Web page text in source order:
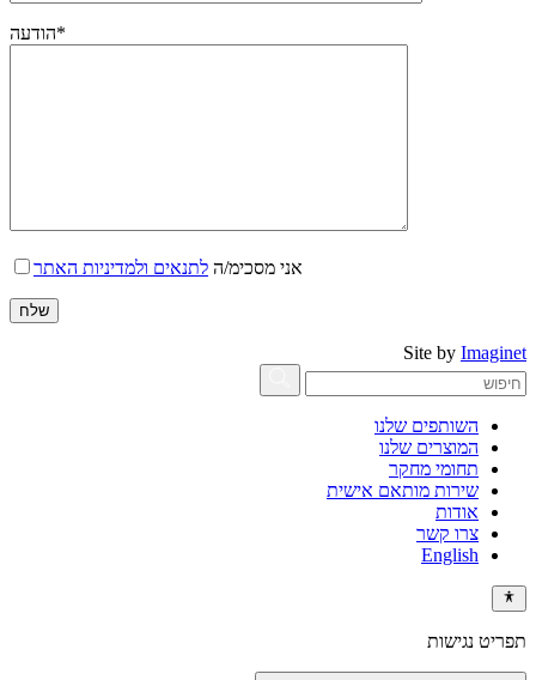
הודעה*
אני מסכימ/ה לתנאים ולמדיניות האתר
Site by Imaginet
השותפים שלנו
המוצרים שלנו
תחומי מחקר
שירות מותאם אישית
אודות
צרו קשר
English
תפריט נגישות